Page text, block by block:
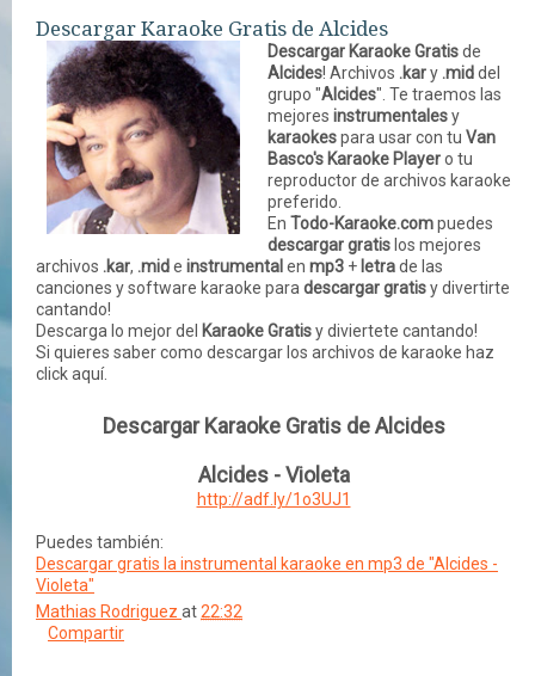
Descargar Karaoke Gratis de Alcides
Descargar Karaoke Gratisde
Alcides! Archivos .kary .middel
grupo "Alcides". Te traemos las
mejores instrumentalesy
karaokespara usar con tu Van
Basco's Karaoke Playero tu
reproductor de archivos karaoke
preferido.
En Todo-Karaoke.compuedes
descargar gratis los mejores
archivos .kar, .mide instrumental en mp3 + letrade las
canciones ysoftware karaoke para descargar gratisy divertirte
cantando!
Descarga lo mejor del Karaoke Gratisy diviertete cantando!
Si quieres saber como descargar los archivos de karaoke haz
click aquí.
Descargar Karaoke Gratis de Alcides
Alcides - Violeta
http://adf.ly/1o3UJ1
Puedes también:
Descargar gratis la instrumental karaoke en mp3 de "Alcides -
Violeta"
Mathias Rodriguez at22:32
Compartir